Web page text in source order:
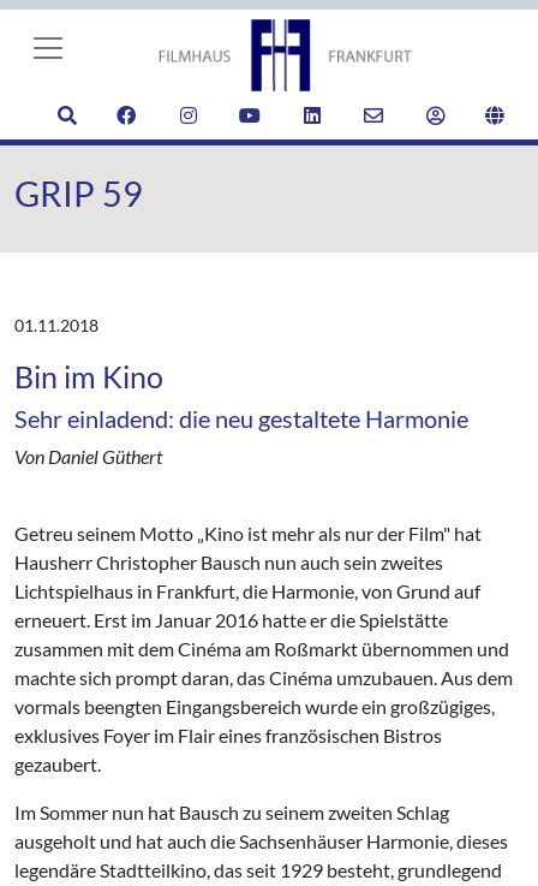
GRIP 59
01.11.2018
Bin im Kino
Sehr einladend: die neu gestaltete Harmonie
Von Daniel Güthert
Getreu seinem Motto „Kino ist mehr als nur der Film" hat
Hausherr Christopher Bausch nun auch sein zweites
Lichtspielhaus in Frankfurt, die Harmonie, von Grund auf
erneuert. Erst im Januar 2016 hatte er die Spielstätte
zusammen mit dem Cinéma am Roßmarkt übernommen und
machte sich prompt daran, das Cinéma umzubauen. Aus dem
vormals beengten Eingangsbereich wurde ein großzügiges,
exklusives Foyer im Flair eines französischen Bistros
gezaubert.
Im Sommer nun hat Bausch zu seinem zweiten Schlag
ausgeholt und hat auch die Sachsenhäuser Harmonie, dieses
legendäre Stadtteilkino, das seit 1929 besteht, grundlegend